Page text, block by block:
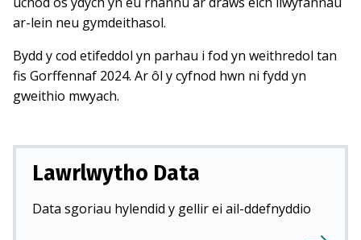
ar-lein neu gymdeithasol.
Bydd y cod etifeddol yn parhau i fod yn weithredol tan
fis Gorffennaf 2024. Ar ôl y cyfnod hwn ni fydd yn
gweithio mwyach.
Lawrlwytho Data
Data sgoriau hylendid y gellir ei ail-ddefnyddio